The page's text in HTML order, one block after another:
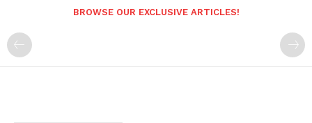
BROWSE OUR EXCLUSIVE ARTICLES!